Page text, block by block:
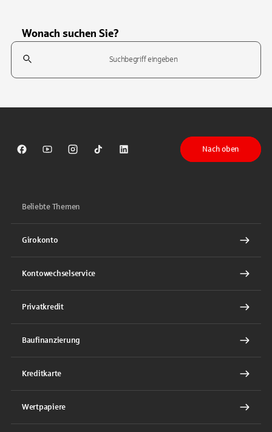
Wonach suchen Sie?
Suchfeld
Sparkasse auf Facebook
Sparkasse auf Youtube
Sparkasse auf Instagram
Sparkasse auf TikTok
Sparkasse auf LinkedIn
Nach oben
Beliebte Themen
Girokonto
Kontowechselservice
Privatkredit
Baufinanzierung
Kreditkarte
Wertpapiere